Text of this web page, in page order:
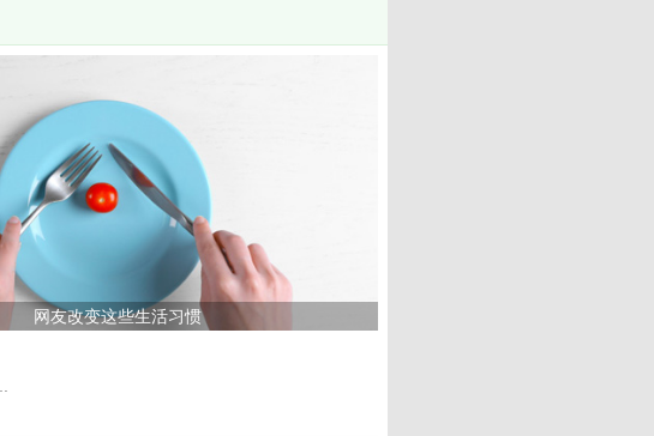
网友改变这些生活习惯